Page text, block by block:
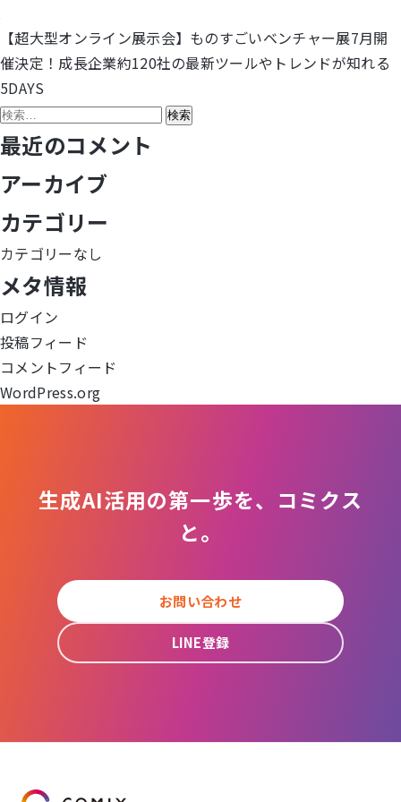
投
稿
ナ
ビ
ゲ
ー
シ
ョ
ン
【超大型オンライン展示会】ものすごいベンチャー展7月開
催決定！成長企業約120社の最新ツールやトレンドが知れる
5DAYS
検
索:
最近のコメント
アーカイブ
カテゴリー
カテゴリーなし
メタ情報
ログイン
投稿フィード
コメントフィード
WordPress.org
生成AI活用の第一歩を、コミクス
と。
お問い合わせ
LINE登録